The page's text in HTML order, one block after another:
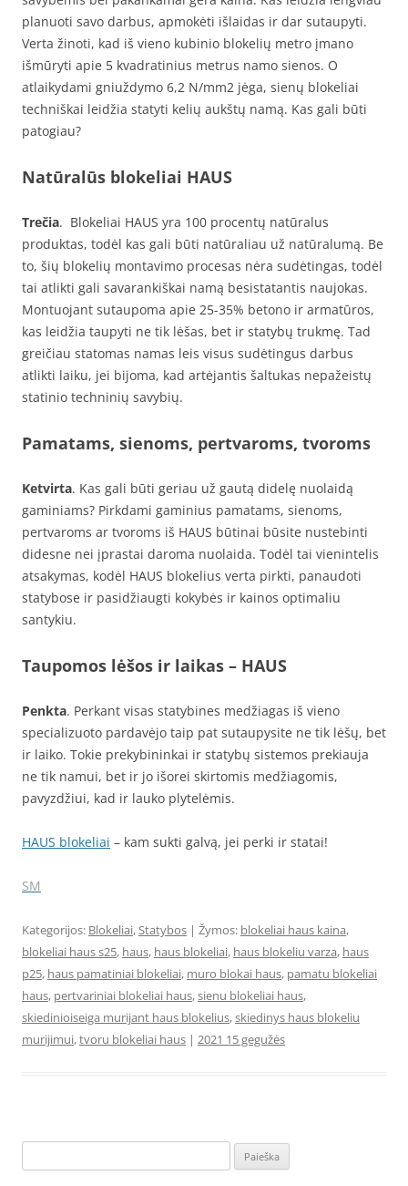
planuoti savo darbus, apmokėti išlaidas ir dar sutaupyti.
Verta žinoti, kad iš vieno kubinio blokelių metro įmano
išmūryti apie 5 kvadratinius metrus namo sienos. O
atlaikydami gniuždymo 6,2 N/mm2 jėga, sienų blokeliai
techniškai leidžia statyti kelių aukštų namą. Kas gali būti
patogiau?
Natūralūs blokeliai HAUS
Trečia. Blokeliai HAUS yra 100 procentų natūralus
produktas, todėl kas gali būti natūraliau už natūralumą. Be
to, šių blokelių montavimo procesas nėra sudėtingas, todėl
tai atlikti gali savarankiškai namą besistatantis naujokas.
Montuojant sutaupoma apie 25-35% betono ir armatūros,
kas leidžia taupyti ne tik lėšas, bet ir statybų trukmę. Tad
greičiau statomas namas leis visus sudėtingus darbus
atlikti laiku, jei bijoma, kad artėjantis šaltukas nepažeistų
statinio techninių savybių.
Pamatams, sienoms, pertvaroms, tvoroms
Ketvirta. Kas gali būti geriau už gautą didelę nuolaidą
gaminiams? Pirkdami gaminius pamatams, sienoms,
pertvaroms ar tvoroms iš HAUS būtinai būsite nustebinti
didesne nei įprastai daroma nuolaida. Todėl tai vienintelis
atsakymas, kodėl HAUS blokelius verta pirkti, panaudoti
statybose ir pasidžiaugti kokybės ir kainos optimaliu
santykiu.
Taupomos lėšos ir laikas – HAUS
Penkta. Perkant visas statybines medžiagas iš vieno
specializuoto pardavėjo taip pat sutaupysite ne tik lėšų, bet
ir laiko. Tokie prekybininkai ir statybų sistemos prekiauja
ne tik namui, bet ir jo išorei skirtomis medžiagomis,
pavyzdžiui, kad ir lauko plytelėmis.
HAUS blokeliai – kam sukti galvą, jei perki ir statai!
SM
Kategorijos: Blokeliai,Statybos | Žymos: blokeliai haus kaina,
blokeliai haus s25, haus, haus blokeliai, haus blokeliu varza, haus
p25, haus pamatiniai blokeliai, muro blokai haus, pamatu blokeliai
haus, pertvariniai blokeliai haus,sienu blokeliai haus,
skiedinioiseiga murijant haus blokelius,skiedinys haus blokeliu
murijimui,tvoru blokeliai haus | 2021 15 gegužės